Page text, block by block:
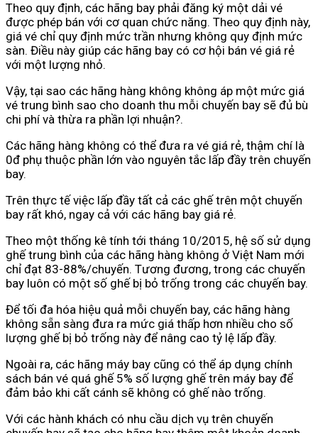
Theo quy định, các hãng bay phải đăng ký một dải vé
được phép bán với cơ quan chức năng. Theo quy định này,
giá vé chỉ quy định mức trần nhưng không quy định mức
sàn. Điều này giúp các hãng bay có cơ hội bán vé giá rẻ
với một lượng nhỏ.
Vậy, tại sao các hãng hàng không không áp một mức giá
vé trung bình sao cho doanh thu mỗi chuyến bay sẽ đủ bù
chi phí và thừa ra phần lợi nhuận?.
Các hãng hàng không có thể đưa ra vé giá rẻ, thậm chí là
0đ phụ thuộc phần lớn vào nguyên tắc lấp đầy trên chuyến
bay.
Trên thực tế việc lấp đầy tất cả các ghế trên một chuyến
bay rất khó, ngay cả với các hãng bay giá rẻ.
Theo một thống kê tính tới tháng 10/2015, hệ số sử dụng
ghế trung bình của các hãng hàng không ở Việt Nam mới
chỉ đạt 83-88%/chuyến. Tương đương, trong các chuyến
bay luôn có một số ghế bị bỏ trống trong các chuyến bay.
Để tối đa hóa hiệu quả mỗi chuyến bay, các hãng hàng
không sẵn sàng đưa ra mức giá thấp hơn nhiều cho số
lượng ghế bị bỏ trống này để nâng cao tỷ lệ lấp đầy.
Ngoài ra, các hãng máy bay cũng có thể áp dụng chính
sách bán vé quá ghế 5% số lượng ghế trên máy bay để
đảm bảo khi cất cánh sẽ không có ghế nào trống.
Với các hành khách có nhu cầu dịch vụ trên chuyến